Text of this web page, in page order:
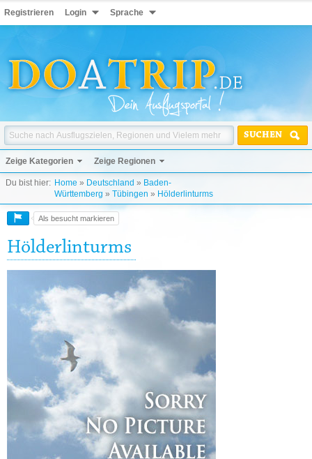
Registrieren Login Sprache
SUCHEN
Zeige Kategorien Zeige Regionen
Du bist hier: Home » Deutschland » Baden-
Württemberg » Tübingen » Hölderlinturms
Als besucht markieren
Hölderlinturms